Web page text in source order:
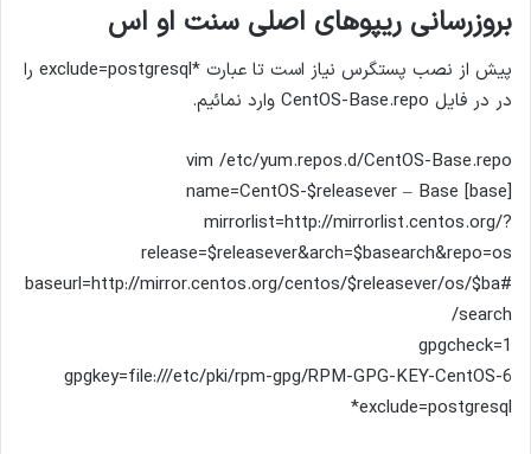
بروزرسانی ریپوهای اصلی سنت او اس
پیش از نصب پستگرس نیاز است تا عبارت *exclude=postgresql را
در در فایل CentOS-Base.repo وارد نمائیم.
vim /etc/yum.repos.d/CentOS-Base.repo
[base] name=CentOS-$releasever – Base
mirrorlist=http://mirrorlist.centos.org/?
release=$releasever&arch=$basearch&repo=os
#baseurl=http://mirror.centos.org/centos/$releasever/os/$ba
search/
gpgcheck=1
gpgkey=file:///etc/pki/rpm-gpg/RPM-GPG-KEY-CentOS-6
exclude=postgresql*